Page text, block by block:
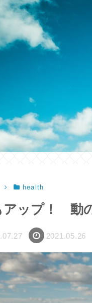
health
アップ！ 動
2021.05.26